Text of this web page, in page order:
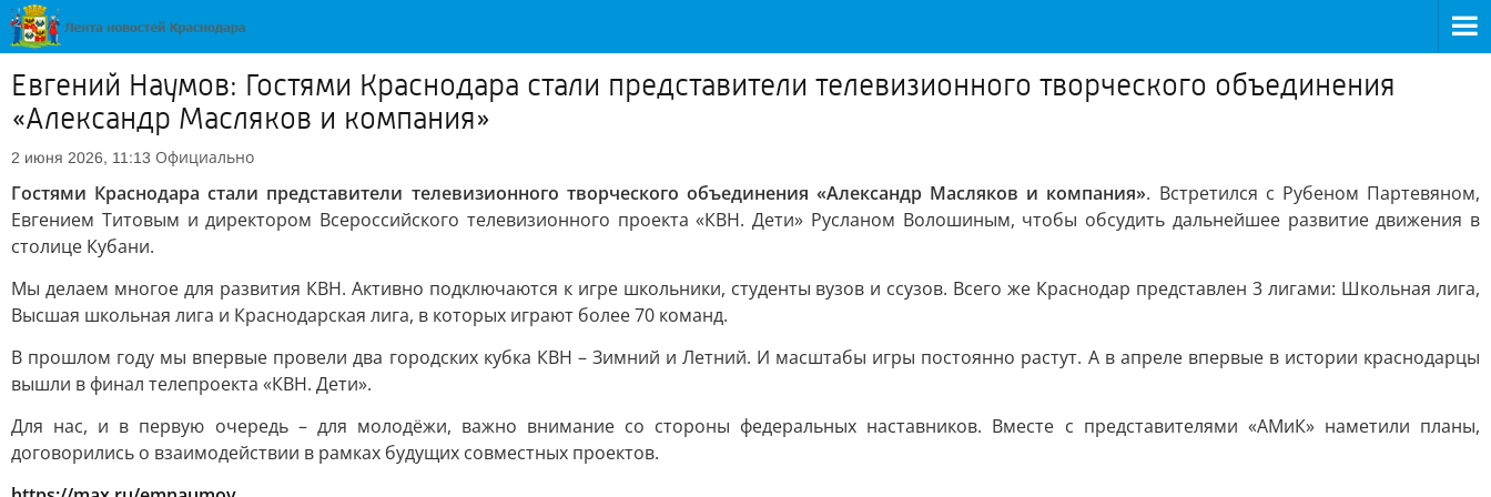
Евгений Наумов: Гостями Краснодара стали представители телевизионного творческого объединения
«Александр Масляков и компания»
2 июня 2026, 11:13 Официально
Гостями Краснодара стали представители телевизионного творческого объединения «Александр Масляков и компания». Встретился с Рубеном Партевяном,
Евгением Титовым и директором Всероссийского телевизионного проекта «КВН. Дети» Русланом Волошиным, чтобы обсудить дальнейшее развитие движения в
столице Кубани.
Мы делаем многое для развития КВН. Активно подключаются к игре школьники, студенты вузов и ссузов. Всего же Краснодар представлен 3 лигами: Школьная лига,
Высшая школьная лига и Краснодарская лига, в которых играют более 70 команд.
В прошлом году мы впервые провели два городских кубка КВН – Зимний и Летний. И масштабы игры постоянно растут. А в апреле впервые в истории краснодарцы
вышли в финал телепроекта «КВН. Дети».
Для нас, и в первую очередь – для молодёжи, важно внимание со стороны федеральных наставников. Вместе с представителями «АМиК» наметили планы,
договорились о взаимодействии в рамках будущих совместных проектов.